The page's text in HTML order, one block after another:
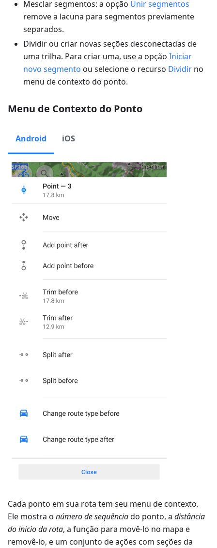
Mesclar segmentos: a opção Unir segmentos
remove a lacuna para segmentos previamente
separados.
Dividir ou criar novas seções desconectadas de
uma trilha. Para criar uma, use a opção Iniciar
novo segmento ou selecione o recurso Dividir no
menu de contexto do ponto.
Menu de Contexto do Ponto
Android iOS
Cada ponto em sua rota tem seu menu de contexto.
Ele mostra o número de sequênciado ponto, a distância
do início da rota, a função para movê-lo no mapa e
removê-lo, e um conjunto de ações com seções da